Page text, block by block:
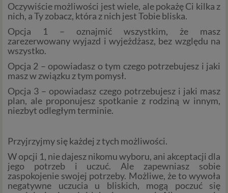
Oczywiście możliwości jest wiele, ale pokażę Ci kilka z
nich, a Ty zobacz, która z nich jest Tobie bliska.
Opcja 1 – oznajmić wszystkim, że masz
zarezerwowany wyjazd i wyjeżdżasz, bez względu na
wszystko.
Opcja 2 – opowiadasz o tym czego potrzebujesz i jaki
masz w związku z tym pomysł.
Opcja 3 – opowiadasz czego potrzebujesz i jaki masz
plan, ale proponujesz spotkanie z rodziną w innym,
niezbyt odległym terminie.
Przyjrzyjmy się każdej z tych możliwości.
W opcji 1, nie dajesz nikomu wyboru, ani akceptacji dla
jego potrzeb i uczuć. Ale zapewniasz sobie
zaspokojenie swojej potrzeby. Możliwe, że to wywoła
negatywne uczucia u bliskich, mogą poczuć się